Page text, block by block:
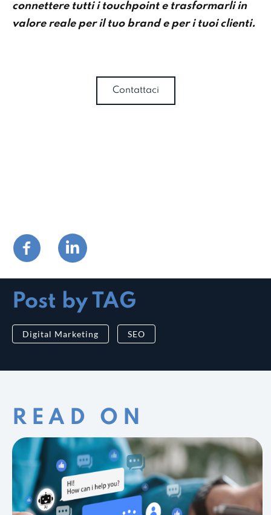
connettere tutti i touchpoint e trasformarli in
valore reale per il tuo brand e per i tuoi clienti.
Contattaci
Post by TAG
Digital Marketing SEO
READ ON